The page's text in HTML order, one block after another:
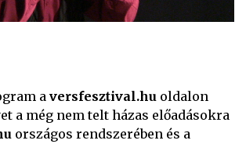
a versfesztival.hu oldalon
a még nem telt házas előadásokra
országos rendszerében és a